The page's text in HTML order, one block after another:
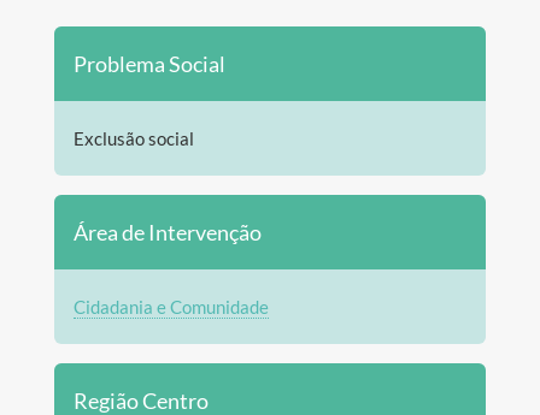
Problema Social
Exclusão social
Área de Intervenção
Cidadania e Comunidade
Região Centro